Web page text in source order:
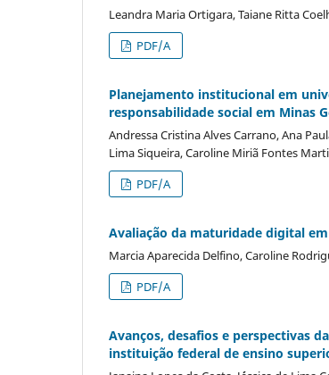
Leandra Maria Ortigara, Taiane Ritta
PDF/A
Planejamento institucional em
responsabilidade social em Minas
Andressa Cristina Alves Carrano, Ana
Lima Siqueira, Caroline Miriã Fontes
PDF/A
Avaliação da maturidade digital
Marcia Aparecida Delfino, Caroline
PDF/A
Avanços, desafios e perspectivas
instituição federal de ensino